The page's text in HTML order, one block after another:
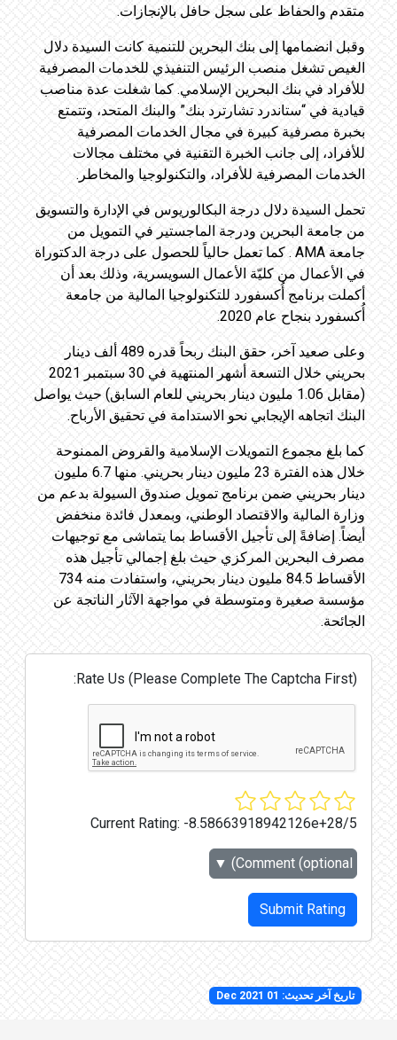
متقدم والحفاظ على سجل حافل بالإنجازات.
وقبل انضمامها إلى بنك البحرين للتنمية كانت السيدة دلال
الغيص تشغل منصب الرئيس التنفيذي للخدمات المصرفية
للأفراد في بنك البحرين الإسلامي. كما شغلت عدة مناصب
قيادية في “ستاندرد تشارترد بنك” والبنك المتحد، وتتمتع
بخبرة مصرفية كبيرة في مجال الخدمات المصرفية
للأفراد، إلى جانب الخبرة التقنية في مختلف مجالات
الخدمات المصرفية للأفراد، والتكنولوجيا والمخاطر.
تحمل السيدة دلال درجة البكالوريوس في الإدارة والتسويق
من جامعة البحرين ودرجة الماجستير في التمويل من
جامعة AMA . كما تعمل حالياً للحصول على درجة الدكتوراة
في الأعمال من كليّة الأعمال السويسرية، وذلك بعد أن
أكملت برنامج أُكسفورد للتكنولوجيا المالية من جامعة
أُكسفورد بنجاح عام 2020.
وعلى صعيد آخر، حقق البنك ربحاً قدره 489 ألف دينار
بحريني خلال التسعة أشهر المنتهية في 30 سبتمبر 2021
(مقابل 1.06 مليون دينار بحريني للعام السابق) حيث يواصل
البنك اتجاهه الإيجابي نحو الاستدامة في تحقيق الأرباح.
كما بلغ مجموع التمويلات الإسلامية والقروض الممنوحة
خلال هذه الفترة 23 مليون دينار بحريني. منها 6.7 مليون
دينار بحريني ضمن برنامج تمويل صندوق السيولة بدعم من
وزارة المالية والاقتصاد الوطني، وبمعدل فائدة منخفض
أيضاً. إضافةً إلى تأجيل الأقساط بما يتماشى مع توجيهات
مصرف البحرين المركزي حيث بلغ إجمالي تأجيل هذه
الأقساط 84.5 مليون دينار بحريني، واستفادت منه 734
مؤسسة صغيرة ومتوسطة في مواجهة الآثار الناتجة عن
الجائحة.
Rate Us (Please Complete The Captcha First):
Current Rating: -8.58663918942126e+28/5
Comment (optional)
▼
Submit Rating
تاريخ آخر تحديث: 01 Dec 2021